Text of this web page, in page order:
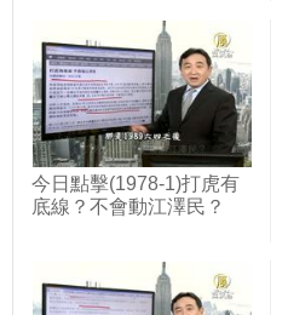
今日點擊(1978-1)打虎有
底線？不會動江澤民？